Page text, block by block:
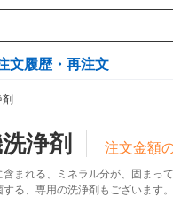
文履歴・再注文
剤
浄剤 注文金額
まれる、ミネラル分が、固ま
る、専用の洗浄剤もございます。